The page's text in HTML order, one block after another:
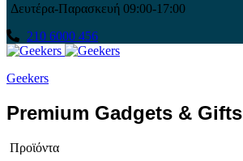
Δευτέρα-Παρασκευή 09:00-17:00
210 6000 456
Geekers
Premium Gadgets & Gifts
Προϊόντα